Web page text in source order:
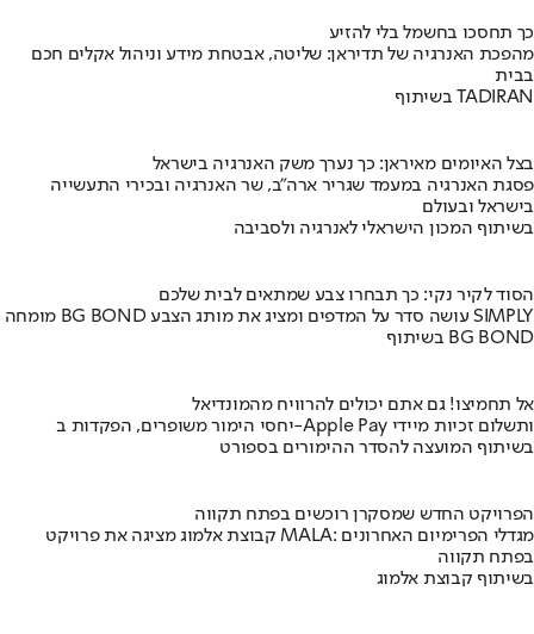
כך תחסכו בחשמל בלי להזיע
מהפכת האנרגיה של תדיראן: שליטה, אבטחת מידע וניהול אקלים חכם
בבית
בשיתוף TADIRAN
בצל האיומים מאיראן: כך נערך משק האנרגיה בישראל
פסגת האנרגיה במעמד שגריר ארה"ב, שר האנרגיה ובכירי התעשייה
בישראל ובעולם
בשיתוף המכון הישראלי לאנרגיה ולסביבה
הסוד לקיר נקי: כך תבחרו צבע שמתאים לבית שלכם
מומחה BG BOND עושה סדר על המדפים ומציג את מותג הצבע SIMPLY
בשיתוף BG BOND
אל תחמיצו! גם אתם יכולים להרוויח מהמונדיאל
יחסי הימור משופרים, הפקדות ב-Apple Pay ותשלום זכיות מיידי
בשיתוף המועצה להסדר ההימורים בספורט
הפרויקט החדש שמסקרן רוכשים בפתח תקווה
קבוצת אלמוג מציגה את פרויקט MALA: מגדלי הפרימיום האחרונים
בפתח תקווה
בשיתוף קבוצת אלמוג